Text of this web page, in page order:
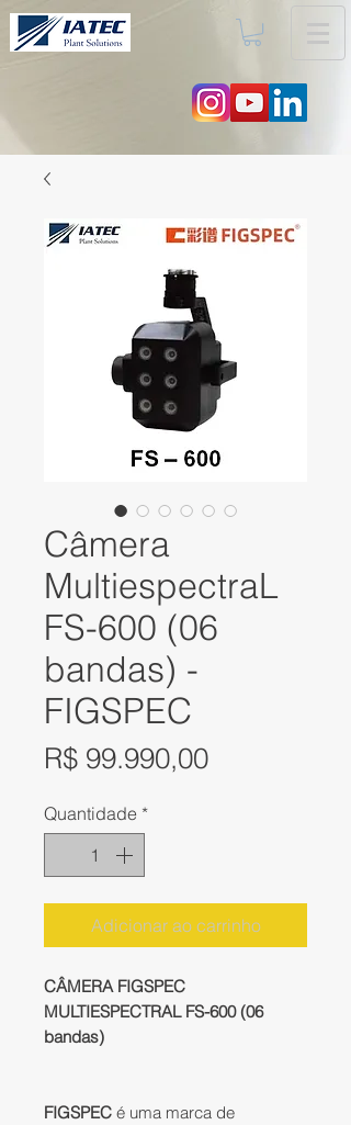
Câmera
MultiespectraL
FS-600 (06
bandas) -
FIGSPEC
R$ 99.990,00Preço
Quantidade *
Adicionar ao carrinho
CÂMERA FIGSPEC
MULTIESPECTRAL FS-600 (06
bandas)
FIGSPEC é uma marca de